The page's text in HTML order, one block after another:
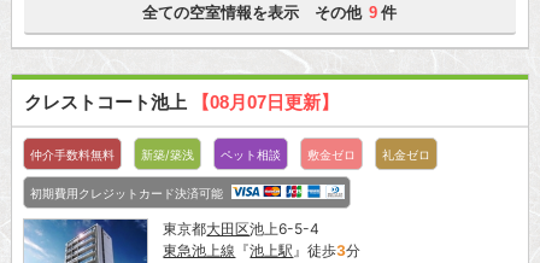
全ての空室情報を表示 その他 9 件
クレストコート池上 【08月07日更新】
仲介手数料無料 新築/築浅 ペット相談 敷金ゼロ 礼金ゼロ
初期費用クレジットカード決済可能
東京都大田区池上6-5-4
東急池上線 『池上駅 』徒歩3分